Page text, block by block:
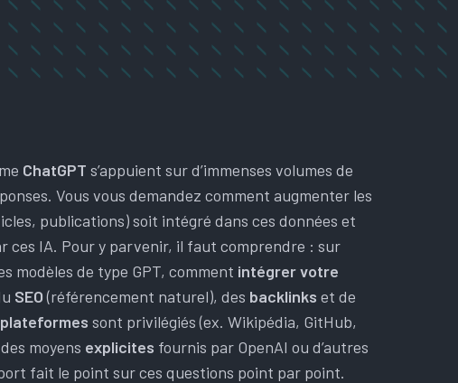
ChatGPT s’appuient sur d’immenses volumes de
Vous vous demandez comment augmenter les
publications) soit intégré dans ces données et
ces IA. Pour y parvenir, il faut comprendre : sur
modèles de type GPT, comment intégrer votre
SEO(référencement naturel), des backlinks et de
sont privilégiés (ex. Wikipédia, GitHub,
moyens explicites fournis par OpenAI ou d’autres
fait le point sur ces questions point par point.